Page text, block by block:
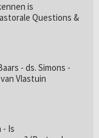
is
Questions &
- ds. Simons -
Vlastuin
- Is